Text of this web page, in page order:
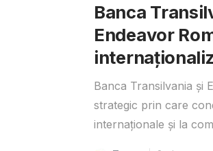
Banca
Endeavor
Banca Transilvania și
strategic prin care
internaționale și la